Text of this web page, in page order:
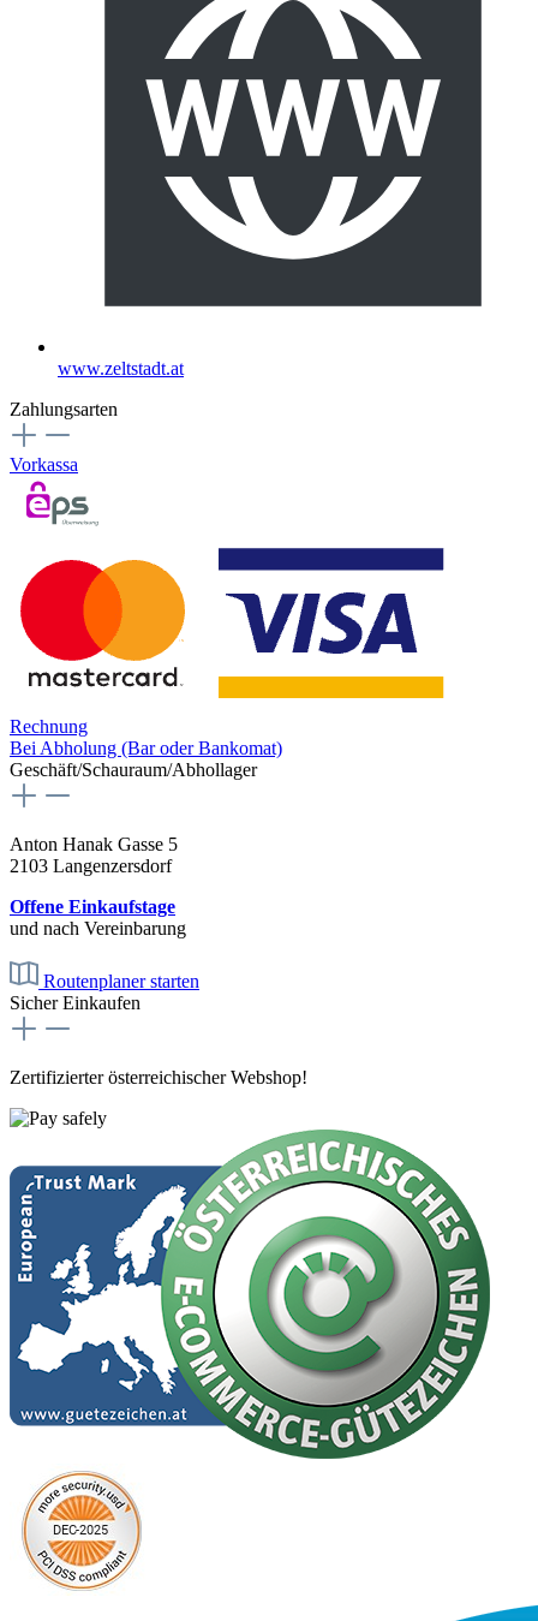
www.zeltstadt.at
Zahlungsarten
Vorkassa
Rechnung
Bei Abholung (Bar oder Bankomat)
Geschäft/Schauraum/Abhollager
Anton Hanak Gasse 5
2103 Langenzersdorf
Offene Einkaufstage
und nach Vereinbarung
Routenplaner starten
Sicher Einkaufen
Zertifizierter österreichischer Webshop!